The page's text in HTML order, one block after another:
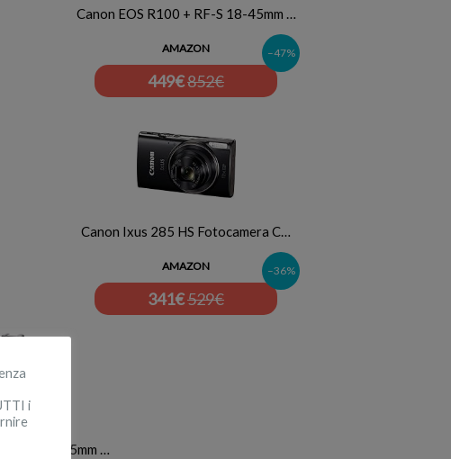
Canon EOS R100 + RF-S 18-45mm …
AMAZON
449€852€
–47%
Canon Ixus 285 HS Fotocamera C…
AMAZON
341€529€
–36%
EF-S 18-55mm …
i